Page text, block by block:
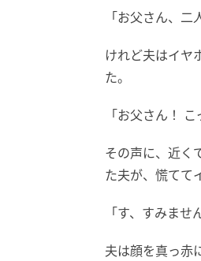
「お父さん、二
けれど夫はイヤ
た。
「お父さん！
その声に、近く
た夫が、慌てて
「す、すみませ
夫は顔を真っ赤